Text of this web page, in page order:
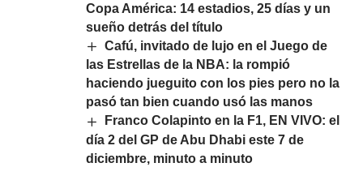
Copa América: 14 estadios, 25 días y un
sueño detrás del título
Cafú, invitado de lujo en el Juego de
las Estrellas de la NBA: la rompió
haciendo jueguito con los pies pero no la
pasó tan bien cuando usó las manos
Franco Colapinto en la F1, EN VIVO: el
día 2 del GP de Abu Dhabi este 7 de
diciembre, minuto a minuto